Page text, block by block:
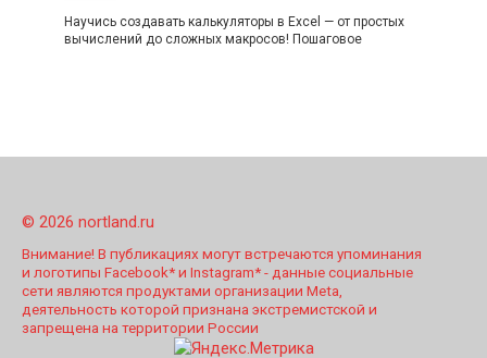
Научись создавать калькуляторы в Excel — от простых
вычислений до сложных макросов! Пошаговое
© 2026 nortland.ru
Внимание! В публикациях могут встречаются упоминания
и логотипы Facebook* и Instagram* - данные социальные
сети являются продуктами организации Meta,
деятельность которой признана экстремистской и
запрещена на территории России